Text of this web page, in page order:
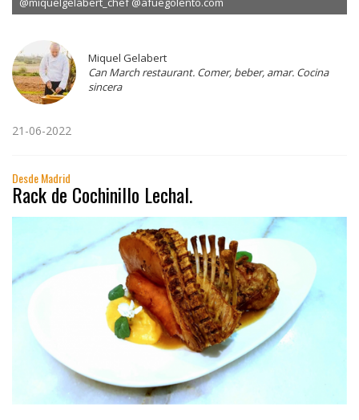
Miquel Gelabert
Can March restaurant. Comer, beber, amar. Cocina
sincera
21-06-2022
Desde Madrid
Rack de Cochinillo Lechal.